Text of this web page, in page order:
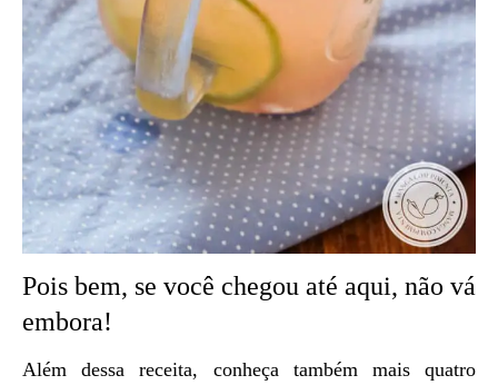
Pois bem, se você chegou até aqui, não vá
embora!
Além dessa receita, conheça também mais quatro